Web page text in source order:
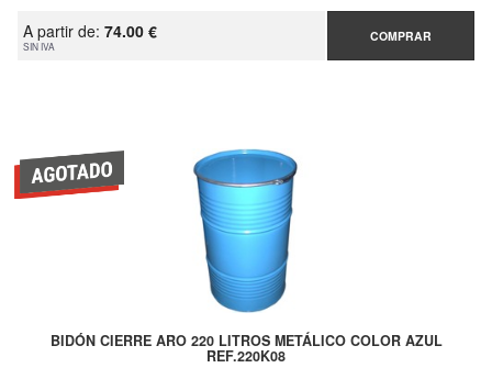
A partir de: 74.00 €
SIN IVA
COMPRAR
BIDÓN CIERRE ARO 220 LITROS METÁLICO COLOR AZUL
REF.220K08